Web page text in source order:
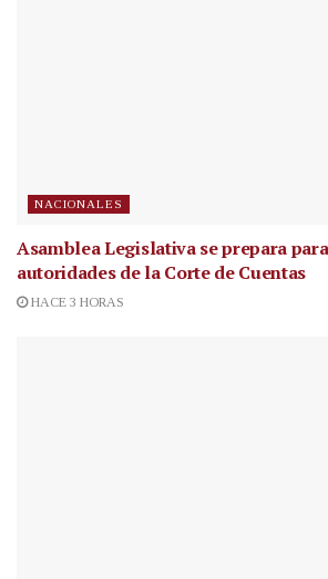
NACIONALES
Asamblea Legislativa se prepara
autoridades de la Corte de Cuentas
HACE 3 HORAS